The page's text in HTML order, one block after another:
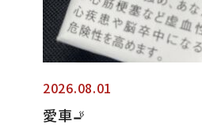
2026.08.01
愛車🚬